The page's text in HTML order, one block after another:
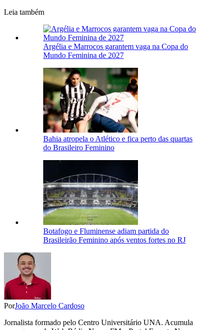
Leia também
Argélia e Marrocos garantem vaga na Copa do
Mundo Feminina de 2027
Bahia atropela o Atlético e fica perto das quartas
do Brasileiro Feminino
Botafogo e Fluminense adiam partida do
Brasileirão Feminino após ventos fortes no RJ
PorJoão Marcelo Cardoso
Jornalista formado pelo Centro Universitário UNA. Acumula